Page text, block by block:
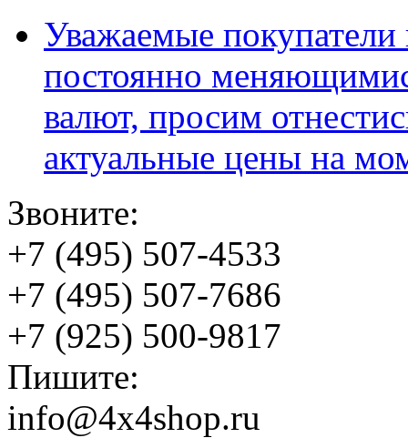
Уважаемые
постоянно
валют, просим
актуальные цены на
Звоните:
+7 (495) 507-4533
+7 (495) 507-7686
+7 (925) 500-9817
Пишите:
info@4x4shop.ru